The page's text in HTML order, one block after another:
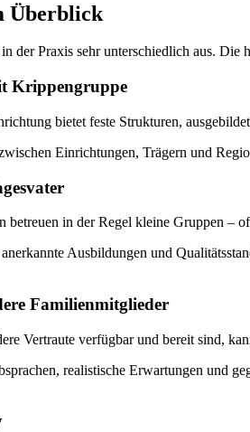
Überblick
der Praxis sehr unterschiedlich aus. Die
Krippengruppe
bietet feste Strukturen,
Einrichtungen, Trägern und
betreuen in der Regel kleine Gruppen
Ausbildungen und
Familienmitglieder
Vertraute verfügbar und bereit sind,
realistische Erwartungen und